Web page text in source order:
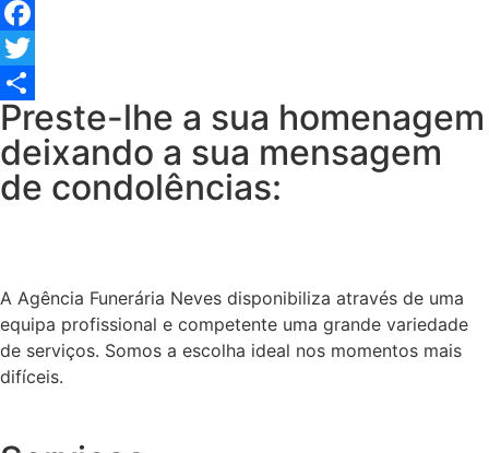
Facebook
Twitter
Share
Preste-lhe a sua homenagem
deixando a sua mensagem
de condolências:
A Agência Funerária Neves disponibiliza através de uma
equipa profissional e competente uma grande variedade
de serviços. Somos a escolha ideal nos momentos mais
difíceis.